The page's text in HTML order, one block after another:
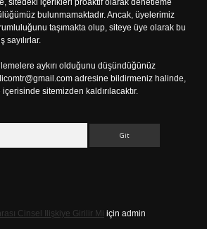
sitedeki içerikleri proaktif olarak denetleme
bulunmamaktadır. Ancak, üyelerimiz
taşımakta olup, siteye üye olarak bu
sayılırlar.
aykırı olduğunu düşündüğünüz
adresine bildirmeniz halinde,
sitemizden kaldırılacaktır.
Cinsel Ilişkiye Girilir Mi için admin